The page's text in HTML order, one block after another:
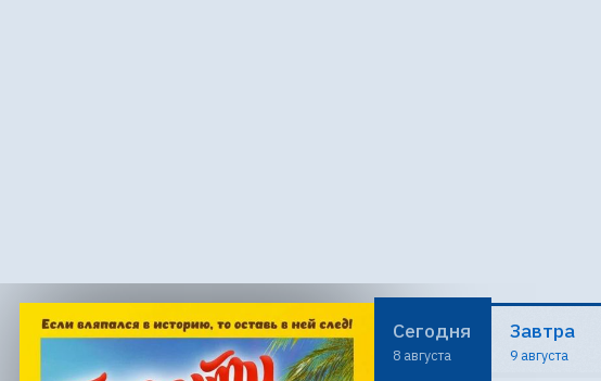
Сегодня
8 августа
Завтра
9 августа